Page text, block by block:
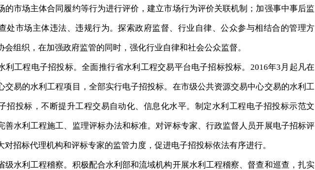
的市场主体合同履约等行为进行评价，建立市场行为评价关联机制；加强事中事后监
处市场主体违法、违规行为。探索政府监督、行业自律、公众参与相结合的管理方
会组织，在加强政府监管的同时，强化行业自律和社会公众监督。
工程电子招投标。全面推行省水利工程交易平台电子招标投标。2016年3月起凡在
交易的水利工程项目，全部实行电子招投标。在市级公共资源交易中心交易的水利工
招投标，不断提升工程交易自动化、信息化水平。制定水利工程电子招投标示范文
善水利工程施工、监理评标办法和标准。对评标专家、行政监督人员开展电子招标评
对招标代理机构和评标专家的监管力度，促进电子招投标依法有序进行。
水利工程稽察。积极配合水利部和流域机构开展水利工程稽察、督查和巡查，扎实